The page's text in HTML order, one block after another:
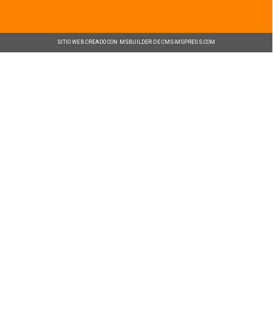
SITIO WEB CREADO CON MSBUILDER DE CMS-MSPRESS.COM